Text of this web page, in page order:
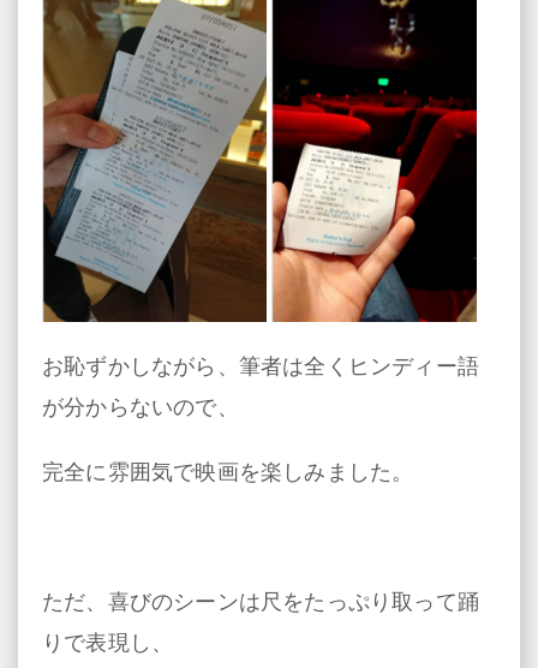
お恥ずかしながら、筆者は全くヒンディー語
が分からないので、
完全に雰囲気で映画を楽しみました。
ただ、喜びのシーンは尺をたっぷり取って踊
りで表現し、